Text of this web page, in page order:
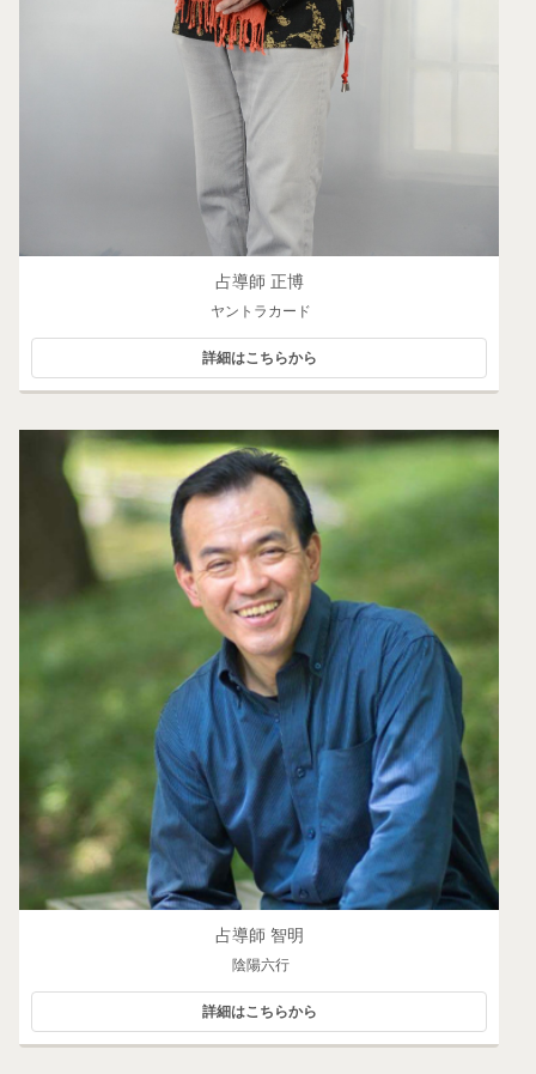
占導師 正博
ヤントラカード
詳細はこちらから
占導師 智明
陰陽六行
詳細はこちらから